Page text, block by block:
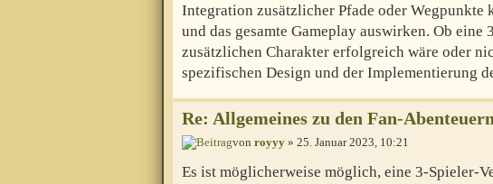
Integration zusätzlicher Pfade oder Wegpunkte
und das gesamte Gameplay auswirken. Ob
zusätzlichen Charakter erfolgreich wäre oder
spezifischen Design und der Implementierung
Re: Allgemeines zu den Fan-
von royyy » 25. Januar 2023, 10:21
Es ist möglicherweise möglich, eine 3-Spieler-